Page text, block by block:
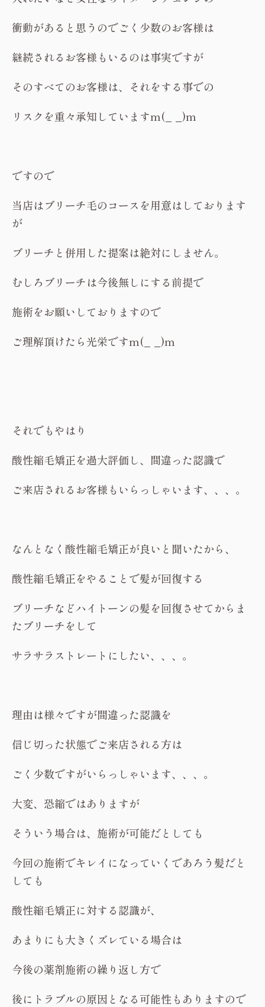
衝動があると思うのでごく少数のお客様は
継続されるお客様もいるのは事実ですが
そのすべてのお客様は、それをする事での
リスクを重々承知していますm(_ _)m
ですので
当店はブリーチ毛のコースを用意はしております
が
ブリーチと併用した提案は絶対にしません。
むしろブリーチは今後無しにする前提で
施術をお願いしておりますので
ご理解頂けたら光栄ですm(_ _)m
それでもやはり
酸性縮毛矯正を過大評価し、間違った認識で
ご来店されるお客様もいらっしゃいます、、、。
なんとなく酸性縮毛矯正が良いと聞いたから、
酸性縮毛矯正をやることで髪が回復する
ブリーチなどハイトーンの髪を回復させてからま
たブリーチをして
サラサラストレートにしたい、、、。
理由は様々ですが間違った認識を
信じ切った状態でご来店される方は
ごく少数ですがいらっしゃいます、、、。
大変、恐縮ではありますが
そういう場合は、施術が可能だとしても
今回の施術でキレイになっていくであろう髪だと
しても
酸性縮毛矯正に対する認識が、
あまりにも大きくズレている場合は
今後の薬剤施術の繰り返し方で
後にトラブルの原因となる可能性もありますので